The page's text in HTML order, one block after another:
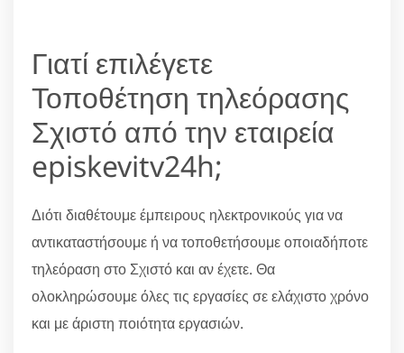
Γιατί επιλέγετε
Τοποθέτηση τηλεόρασης
Σχιστό από την εταιρεία
episkevitv24h;
Διότι διαθέτουμε έμπειρους ηλεκτρονικούς για να
αντικαταστήσουμε ή να τοποθετήσουμε οποιαδήποτε
τηλεόραση στο Σχιστό και αν έχετε. Θα
ολοκληρώσουμε όλες τις εργασίες σε ελάχιστο χρόνο
και με άριστη ποιότητα εργασιών.